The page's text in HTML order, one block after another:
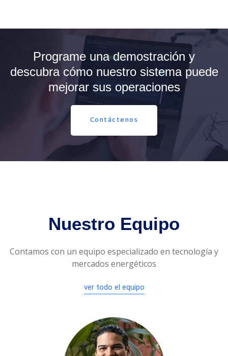
Programe una demostración y
descubra cómo nuestro sistema puede
mejorar sus operaciones
Contáctenos
Nuestro Equipo
Contamos con un equipo especializado en tecnología y
mercados energéticos
ver todo el equipo